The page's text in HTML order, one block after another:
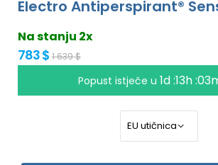
Electro Antiperspirant®
Na stanju 2x
783 $ 1 639 $
Popust istječe u 1d :13h